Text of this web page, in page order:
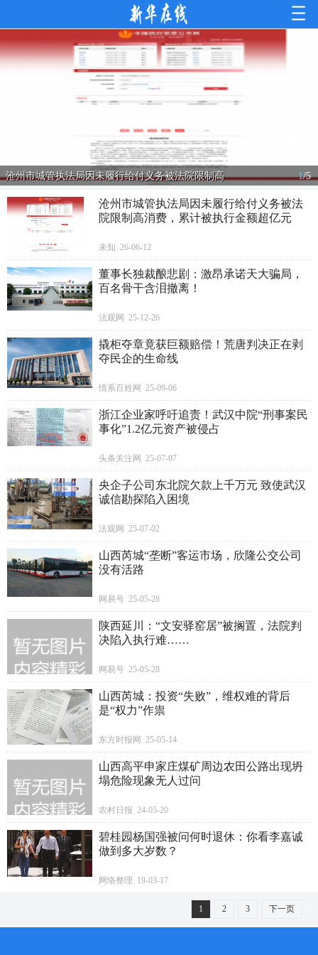
沧州市城管执法局因未履行给付义务被法院限制高 1/5
沧州市城管执法局因未履行给付义务被法
院限制高消费，累计被执行金额超亿元
未知 26-06-12
董事长独裁酿悲剧：激昂承诺天大骗局，
百名骨干含泪撤离！
法观网 25-12-26
撬柜夺章竟获巨额赔偿！荒唐判决正在剥
夺民企的生命线
情系百姓网 25-09-06
浙江企业家呼吁追责！武汉中院“刑事案民
事化”1.2亿元资产被侵占
头条关注网 25-07-07
央企子公司东北院欠款上千万元 致使武汉
诚信勘探陷入困境
法观网 25-07-02
山西芮城“垄断”客运市场，欣隆公交公司
没有活路
网易号 25-05-28
陕西延川：“文安驿窑居”被搁置，法院判
决陷入执行难……
网易号 25-05-28
山西芮城：投资“失败”，维权难的背后
是“权力”作祟
东方时报网 25-05-14
山西高平申家庄煤矿周边农田公路出现坍
塌危险现象无人过问
农村日报 24-05-20
碧桂园杨国强被问何时退休：你看李嘉诚
做到多大岁数？
网络整理 19-03-17
1 2 3 下一页